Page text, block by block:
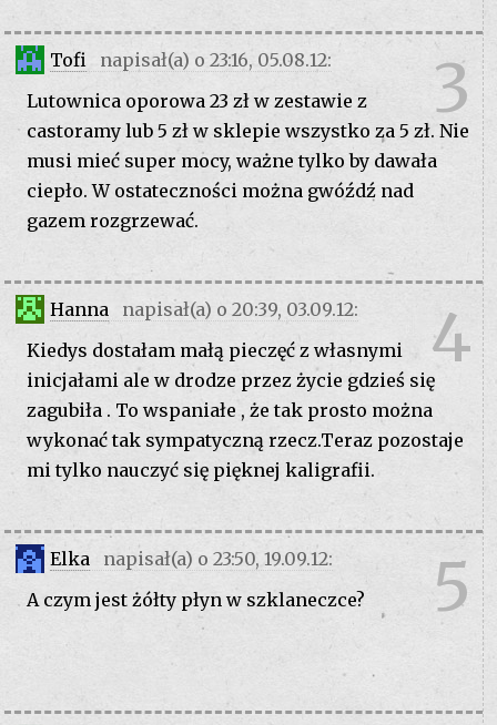
3
Tofi napisał(a) o 23:16, 05.08.12:
Lutownica oporowa 23 zł w zestawie z
castoramy lub 5 zł w sklepie wszystko za 5 zł. Nie
musi mieć super mocy, ważne tylko by dawała
ciepło. W ostateczności można gwóźdź nad
gazem rozgrzewać.
4
Hanna napisał(a) o 20:39, 03.09.12:
Kiedys dostałam małą pieczęć z własnymi
inicjałami ale w drodze przez życie gdzieś się
zagubiła . To wspaniałe , że tak prosto można
wykonać tak sympatyczną rzecz.Teraz pozostaje
mi tylko nauczyć się pięknej kaligrafii.
5
Elka napisał(a) o 23:50, 19.09.12:
A czym jest żółty płyn w szklaneczce?